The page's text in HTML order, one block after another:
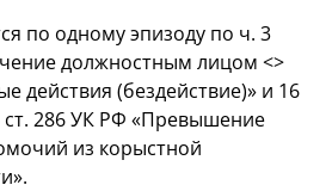
по одному эпизоду по ч. 3
должностным лицом <>
действия (бездействие)» и 16
ст. 286 УК РФ «Превышение
из корыстной